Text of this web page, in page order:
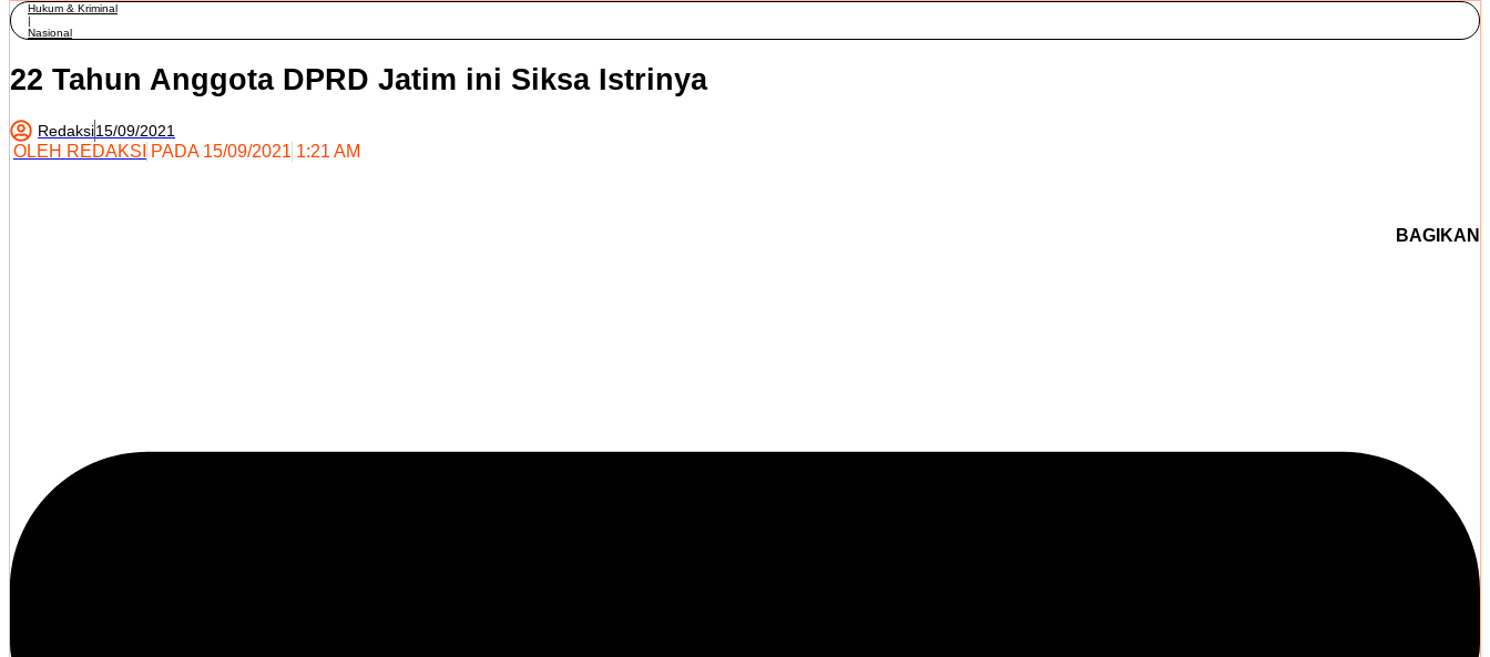
Hukum & Kriminal
|
Nasional
22 Tahun Anggota DPRD Jatim ini Siksa Istrinya
Redaksi15/09/2021
OLEH REDAKSI PADA 15/09/2021 1:21 AM
BAGIKAN